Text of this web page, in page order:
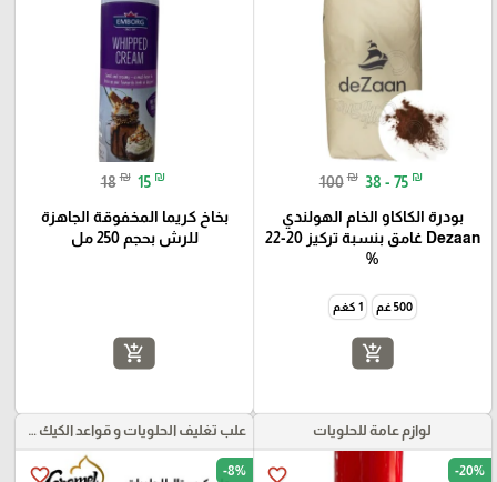
100 ₪ 38 - 75 ₪
بودرة الكاكاو الخام الهولندي
Dezaan غامق بنسبة تركيز 20-22
%
500 غم 1 كغم
add_shopping_cart
18 ₪ 15 ₪
بخاخ كريما المخفوقة الجاهزة
للرش بحجم 250 مل
add_shopping_cart
لوازم عامة للحلويات
favorite_border -20%
علب تغليف الحلويات و قواعد الكيك و علب بلاستيكية بأنواعها
favorite_border -8%